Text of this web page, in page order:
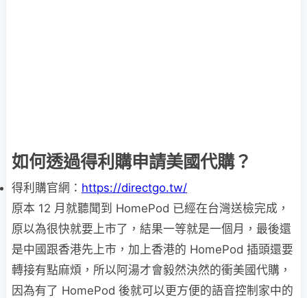
如何透過得利購申請美國代購？
得利 購官網： https://directgo.tw/
原本 12 月就聽聞到 HomePod 已經在台灣送檢完成，
原以為很快就要上市了，結果一等就是一個月，最後還
是中國跟香港先上市，加上香港的 HomePod 插頭還要
轉接有點麻煩，所以阿湯才會毅然決然的衝美國代購，
因為有了 HomePod 後就可以更方便的語音控制家中的